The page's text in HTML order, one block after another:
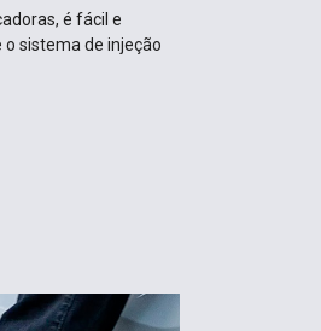
é fácil e
sistema de injeção